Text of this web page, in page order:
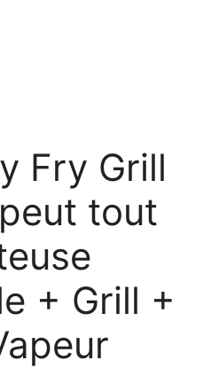
Fry Grill
tout
+ Grill +